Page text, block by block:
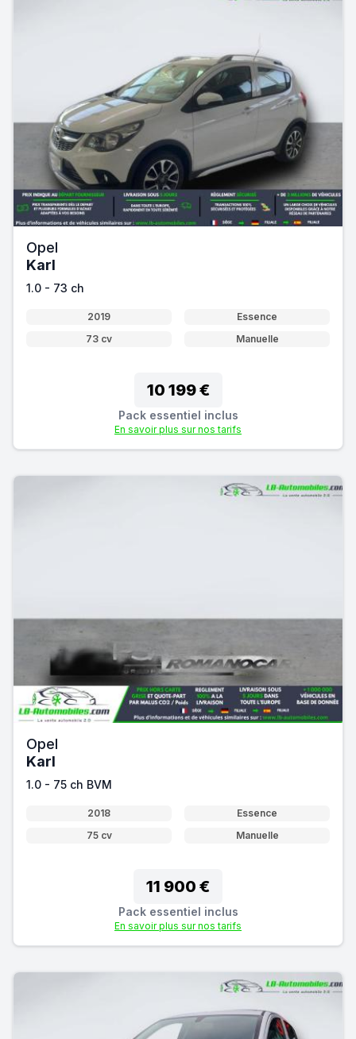
Opel
Karl
1.0 - 73 ch
2019
Essence
73 cv
Manuelle
10 199 €
Pack essentiel inclus
En savoir plus sur nos tarifs
Opel
Karl
1.0 - 75 ch BVM
2018
Essence
75 cv
Manuelle
11 900 €
Pack essentiel inclus
En savoir plus sur nos tarifs